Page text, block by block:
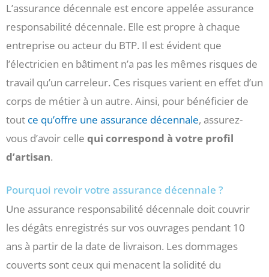
L’assurance décennale est encore appelée assurance
responsabilité décennale. Elle est propre à chaque
entreprise ou acteur du BTP. Il est évident que
l’électricien en bâtiment n’a pas les mêmes risques de
travail qu’un carreleur. Ces risques varient en effet d’un
corps de métier à un autre. Ainsi, pour bénéficier de
tout ce qu’offre une assurance décennale, assurez-
vous d’avoir celle qui correspond à votre profil
d’artisan.
Pourquoi revoir votre assurance décennale ?
Une assurance responsabilité décennale doit couvrir
les dégâts enregistrés sur vos ouvrages pendant 10
ans à partir de la date de livraison. Les dommages
couverts sont ceux qui menacent la solidité du